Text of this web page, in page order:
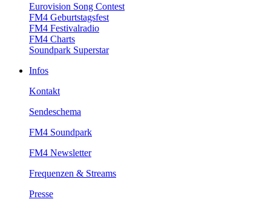
EurovisionSongContest
FM4Geburtstagsfest
FM4Festivalradio
FM4Charts
SoundparkSuperstar
Infos
Kontakt
Sendeschema
FM4Soundpark
FM4Newsletter
Frequenzen&Streams
Presse